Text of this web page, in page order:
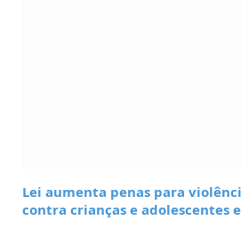
Lei aumenta penas para
contra crianças e adolescentes